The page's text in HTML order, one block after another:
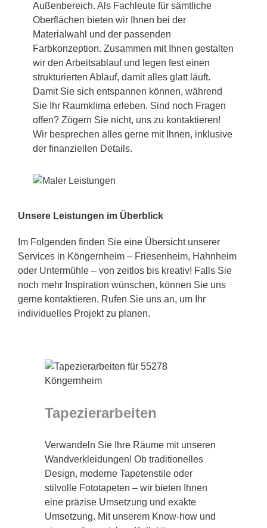
Außenbereich. Als Fachleute für sämtliche
Oberflächen bieten wir Ihnen bei der
Materialwahl und der passenden
Farbkonzeption. Zusammen mit Ihnen gestalten
wir den Arbeitsablauf und legen fest einen
strukturierten Ablauf, damit alles glatt läuft.
Damit Sie sich entspannen können, während
Sie Ihr Raumklima erleben. Sind noch Fragen
offen? Zögern Sie nicht, uns zu kontaktieren!
Wir besprechen alles gerne mit Ihnen, inklusive
der finanziellen Details.
Unsere Leistungen im Überblick
Im Folgenden finden Sie eine Übersicht unserer
Services in Köngernheim – Friesenheim, Hahnheim
oder Untermühle – von zeitlos bis kreativ! Falls Sie
noch mehr Inspiration wünschen, können Sie uns
gerne kontaktieren. Rufen Sie uns an, um Ihr
individuelles Projekt zu planen.
Tapezierarbeiten
Verwandeln Sie Ihre Räume mit unseren
Wandverkleidungen! Ob traditionelles
Design, moderne Tapetenstile oder
stilvolle Fototapeten – wir bieten Ihnen
eine präzise Umsetzung und exakte
Umsetzung. Mit unserem Know-how und